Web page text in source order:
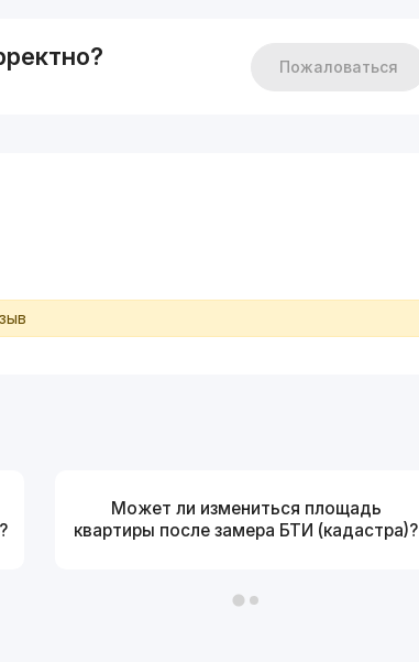
Пожаловаться
Может ли измениться площадь
квартиры после замера БТИ (кадастра)?